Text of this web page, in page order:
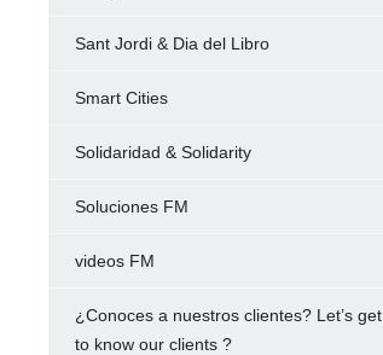
Sant Jordi & Dia del Libro
Smart Cities
Solidaridad & Solidarity
Soluciones FM
videos FM
¿Conoces a nuestros clientes? Let’s get
to know our clients ?